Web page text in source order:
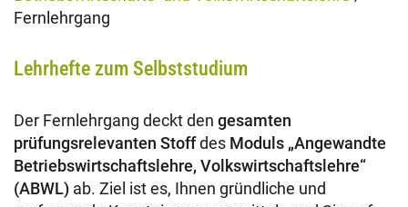
Fernlehrgang
Lehrhefte zum Selbststudium
Der Fernlehrgang deckt den gesamten
prüfungsrelevanten Stoffdes Moduls „Angewandte
Betriebswirtschaftslehre, Volkswirtschaftslehre“
(ABWL) ab. Ziel ist es, Ihnen gründliche und